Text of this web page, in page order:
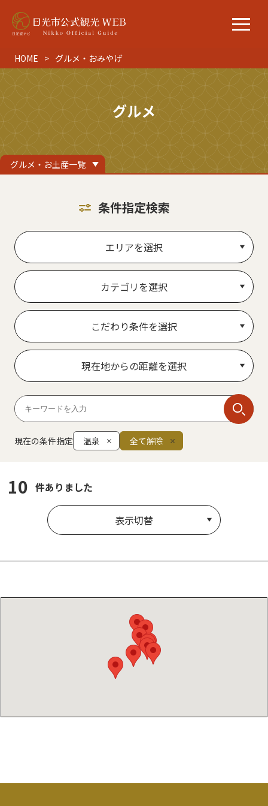
HOME グルメ・おみやげ
グルメ
グルメ・お土産一覧
条件指定検索
エリアを選択
カテゴリを選択
こだわり条件を選択
現在地からの距離を選択
現在の条件指定 温泉 全て解除
10 件ありました
表示切替